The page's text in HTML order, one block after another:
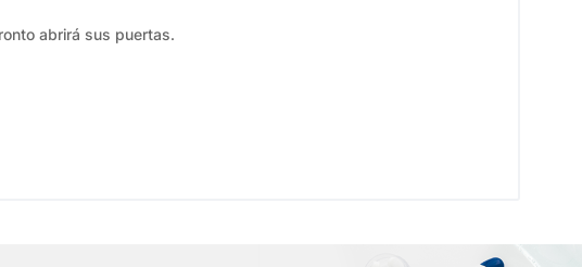
abrirá sus puertas.